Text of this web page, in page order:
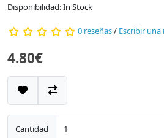
Disponibilidad: In Stock
0 reseñas/ Escribir una
4.80€
Cantidad